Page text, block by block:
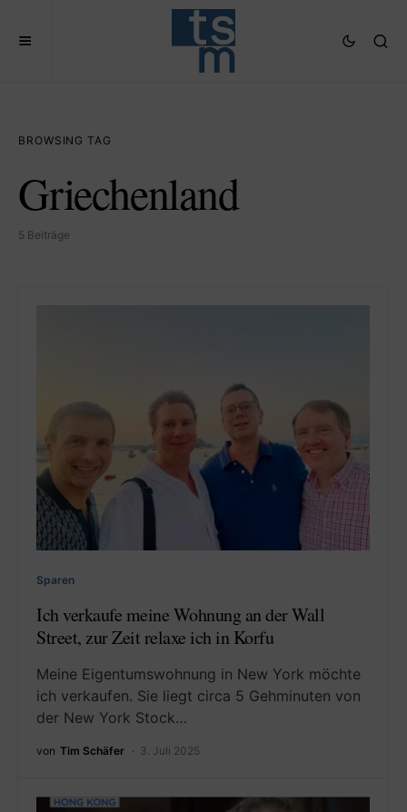
BROWSING TAG
Griechenland
5 Beiträge
Sparen
Ich verkaufe meine Wohnung an der Wall
Street, zur Zeit relaxe ich in Korfu
Meine Eigentumswohnung in New York möchte
ich verkaufen. Sie liegt circa 5 Gehminuten von
der New York Stock…
von Tim Schäfer 3. Juli 2025